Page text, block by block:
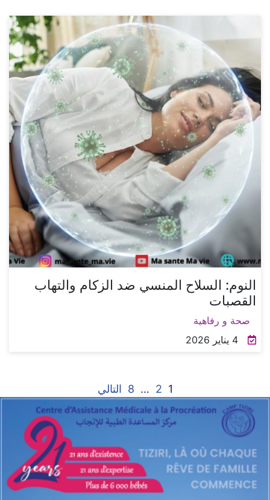
النوم: السلاح المنسي ضد الزكام والتهاب
القصبات
صحة و رفاهية
4 يناير 2026
1
2
…
8 التالي